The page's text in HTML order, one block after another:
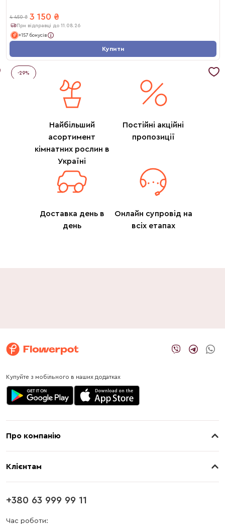
4 450 ₴ 3 150 ₴
При відправці до 11.08.26
+157 бонусів
Купити
-29%
Найбільший
асортимент
кімнатних рослин в
Україні
Постійні акційні
пропозиції
Доставка день в
день
Онлайн супровід на
всіх етапах
Купуйте з мобільного в наших додатках
Про компанію
Клієнтам
Оплата
Блог
+380 63 999 99 11
Час роботи: